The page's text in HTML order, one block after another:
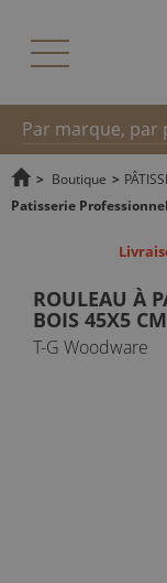
Recherche
> Boutique >
Patisserie
ROULEAU À
BOIS 45X5 CM
T-G Woodware